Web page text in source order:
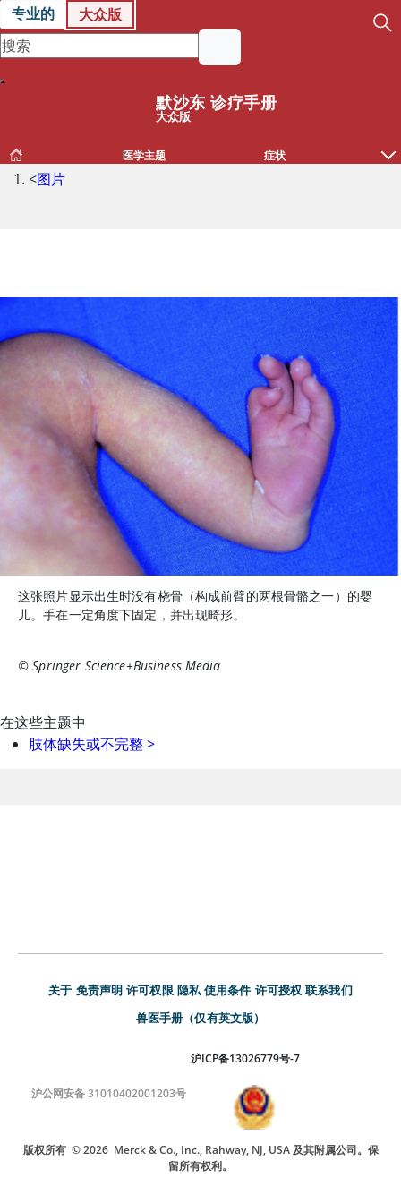
专业的 大众版
默沙东 诊疗手册
大众版
医学主题 症状
<图片
这张照片显示出生时没有桡骨（构成前臂的两根骨骼之一）的婴
儿。手在一定角度下固定，并出现畸形。
© Springer Science+Business Media
在这些主题中
肢体缺失或不完整>
关于 免责声明 许可权限 隐私 使用条件 许可授权 联系我们
兽医手册（仅有英文版）
沪ICP备13026779号-7
沪公网安备 31010402001203号
版权所有 © 2026 Merck & Co., Inc., Rahway, NJ, USA 及其附属公司。保
留所有权利。